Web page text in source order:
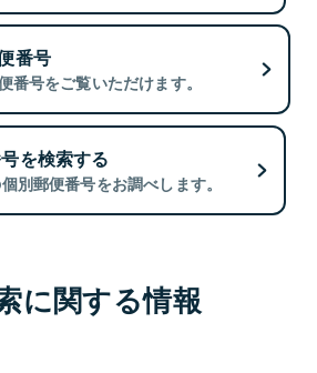
番号
番号をご覧いただけます。
を検索する
別郵便番号をお調べします。
に関する情報